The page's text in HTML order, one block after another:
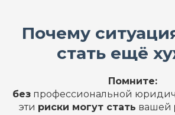
Почему
стать ещё
Помните:
без профессиональной
эти риски могут стать вашей